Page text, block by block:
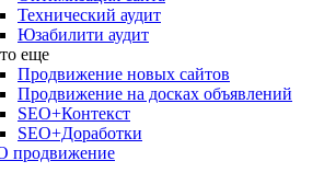
Технический аудит
Юзабилити аудит
еще
Продвижение новых сайтов
Продвижение на досках объявлений
SEO+Контекст
SEO+Доработки
продвижение